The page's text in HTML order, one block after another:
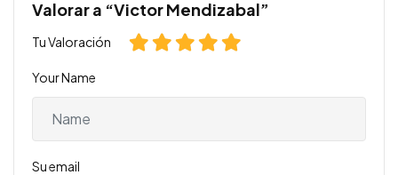
Valorar a “Victor Mendizabal”
Tu Valoración
Your Name
Su email